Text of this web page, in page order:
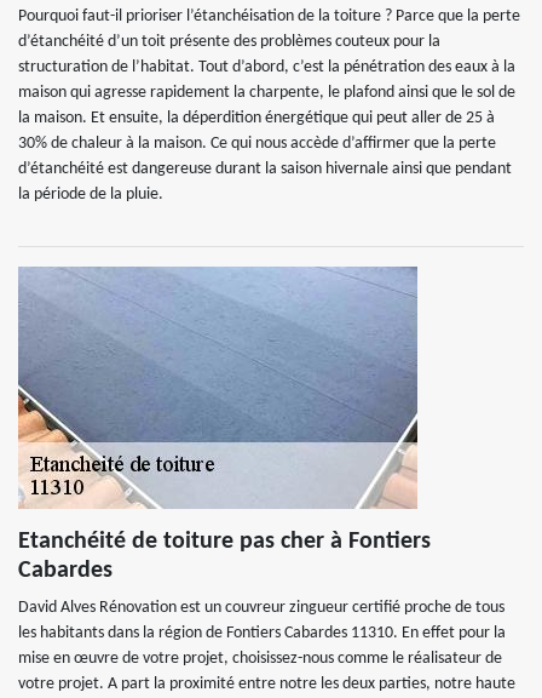
Pourquoi faut-il prioriser l’étanchéisation de la toiture ? Parce que la perte
d’étanchéité d’un toit présente des problèmes couteux pour la
structuration de l’habitat. Tout d’abord, c’est la pénétration des eaux à la
maison qui agresse rapidement la charpente, le plafond ainsi que le sol de
la maison. Et ensuite, la déperdition énergétique qui peut aller de 25 à
30% de chaleur à la maison. Ce qui nous accède d’affirmer que la perte
d’étanchéité est dangereuse durant la saison hivernale ainsi que pendant
la période de la pluie.
Etanchéité de toiture pas cher à Fontiers
Cabardes
David Alves Rénovation est un couvreur zingueur certifié proche de tous
les habitants dans la région de Fontiers Cabardes 11310. En effet pour la
mise en œuvre de votre projet, choisissez-nous comme le réalisateur de
votre projet. A part la proximité entre notre les deux parties, notre haute